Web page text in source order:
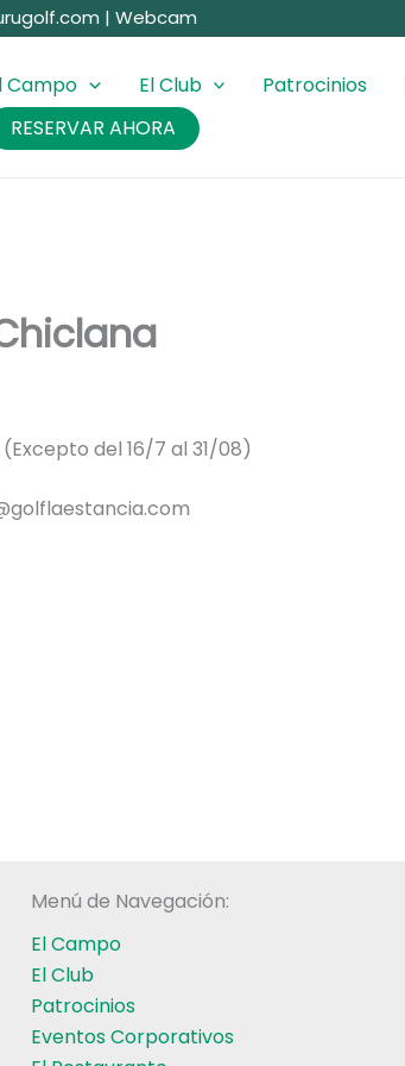
| Webcam
Campo El Club Patrocinios
RESERVAR AHORA
del 16/7 al 31/08)
Menú de Navegación:
El Campo
El Club
Patrocinios
Eventos Corporativos